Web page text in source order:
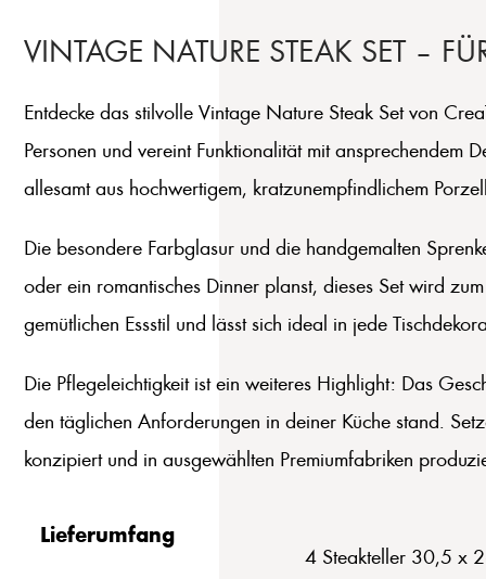
VINTAGE NATURE STEAK SET –
Entdecke das stilvolle Vintage Nature Steak Set von
Personen und vereint Funktionalität mit
allesamt aus hochwertigem, kratzunempfindlichem
Die besondere Farbglasur und die handgemalten
oder ein romantisches Dinner planst, dieses Set wird
gemütlichen Essstil und lässt sich ideal in jede
Die Pflegeleichtigkeit ist ein weiteres Highlight: Das
den täglichen Anforderungen in deiner Küche stand.
konzipiert und in ausgewählten Premiumfabriken
Lieferumfang
4 Steakteller 30,5 x